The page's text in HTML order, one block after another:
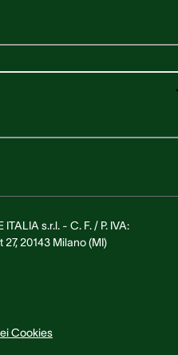
s.r.l. - C. F. / P. IVA:
20143 Milano (MI)
Cookies